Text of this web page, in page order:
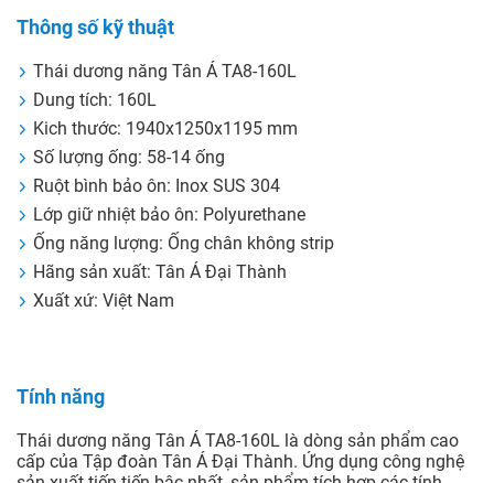
Thông số kỹ thuật
Thái dương năng Tân Á TA8-160L
Dung tích: 160L
Kich thước: 1940x1250x1195 mm
Số lượng ống: 58-14 ống
Ruột bình bảo ôn: Inox SUS 304
Lớp giữ nhiệt bảo ôn: Polyurethane
Ống năng lượng: Ống chân không strip
Hãng sản xuất: Tân Á Đại Thành
Xuất xứ: Việt Nam
Tính năng
Thái dương năng Tân Á TA8-160L là dòng sản phẩm cao
cấp của Tập đoàn Tân Á Đại Thành. Ứng dụng công nghệ